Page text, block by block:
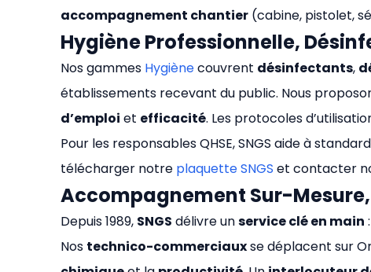
accompagnement chantier (cabine, pistolet,
Hygiène Professionnelle,
Nos gammes Hygiènecouvrent désinfectants,
établissements recevant du public. Nous
d’emploi et efficacité. Les protocoles
Pour les responsables QHSE, SNGS aide à
télécharger notre plaquette SNGS et contacter
Accompagnement Sur-
Depuis 1989, SNGS délivre unservice clé en main :
Nos technico-commerciauxse déplacent sur